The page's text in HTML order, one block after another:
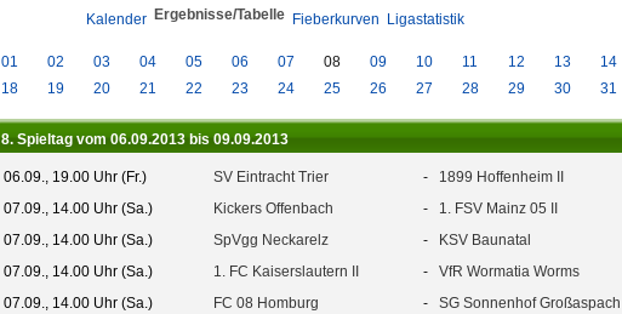
Kalender Ergebnisse/Tabelle Fieberkurven Ligastatistik
01 02 03 04 05 06 07 08 09 10 11 12 13 14
18
19 20 21 22 23 24 25 26 27 28 29 30 31
8. Spieltag vom 06.09.2013 bis 09.09.2013
06.09., 19.00 Uhr (Fr.) SV Eintracht Trier - 1899 Hoffenheim II
07.09., 14.00 Uhr (Sa.)
Kickers Offenbach - 1. FSV Mainz 05 II
07.09., 14.00 Uhr (Sa.)
SpVgg Neckarelz - KSV Baunatal
07.09., 14.00 Uhr (Sa.)
1. FC Kaiserslautern II - VfR Wormatia Worms
07.09., 14.00 Uhr (Sa.)
FC 08 Homburg - SG Sonnenhof Großaspach